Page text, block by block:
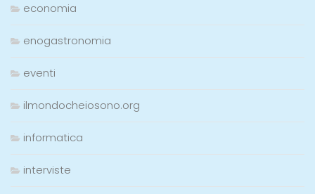
economia
enogastronomia
eventi
ilmondocheiosono.org
informatica
interviste